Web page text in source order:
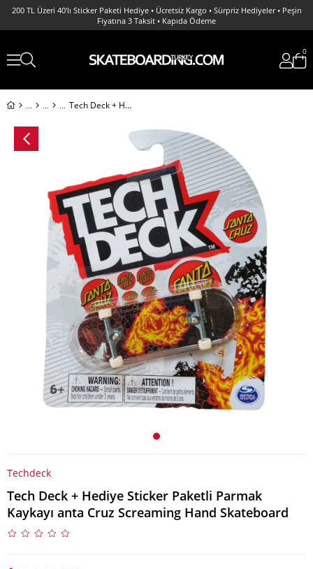
200 TL Üzeri 40'lı Sticker Paketi Hediye • Ücretsiz Kargo • Sürpriz Hediyeler • Peşin
Fiyatına 3 Taksit • Kapıda Ödeme
0
Tech Deck + Hediye Sticker Paketli Parmak Kaykayı anta Cruz Screaming Hand Skateboard
Techdeck
Tech Deck + Hediye Sticker Paketli Parmak
Kaykayı anta Cruz Screaming Hand Skateboard